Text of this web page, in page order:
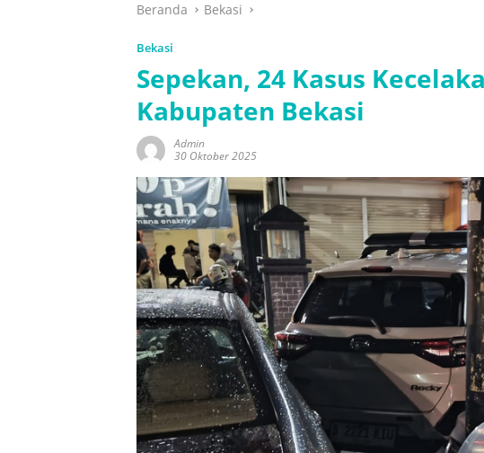
Beranda Bekasi
Bekasi
Sepekan, 24 Kasus
Kabupaten Bekasi
Admin
30 Oktober 2025